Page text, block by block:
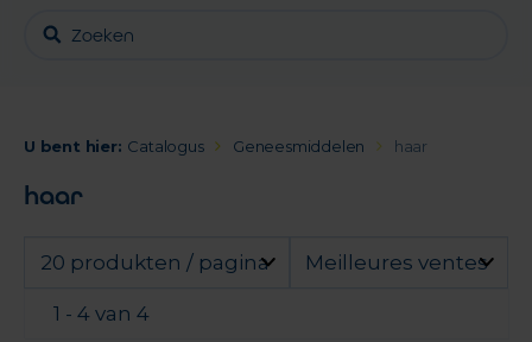
U bent hier: Catalogus Geneesmiddelen haar
haar
20 produkten / pagina Meilleures ventes
1 - 4 van 4